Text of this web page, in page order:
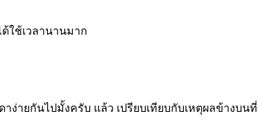
ใช้เวลานานมาก
ง่ายกันไปมั้งครับ แล้ว เปรียบเทียบกับเหตุผลข้างบนที่